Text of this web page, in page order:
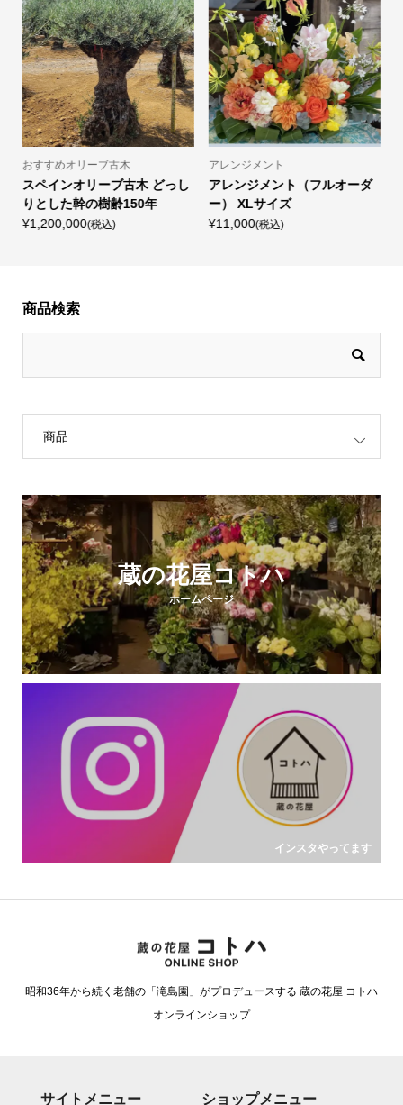
おすすめオリーブ古木
スペインオリーブ古木 どっし
りとした幹の樹齢150年
¥1,200,000(税込)
アレンジメント
アレンジメント（フルオーダ
ー） XLサイズ
¥11,000(税込)
商品検索
商品
蔵の花屋コトハ
ホームページ
インスタやってます
昭和36年から続く老舗の「滝島園」がプロデュースする 蔵の花屋 コトハ
オンラインショップ
サイトメニュー ショップメニュー